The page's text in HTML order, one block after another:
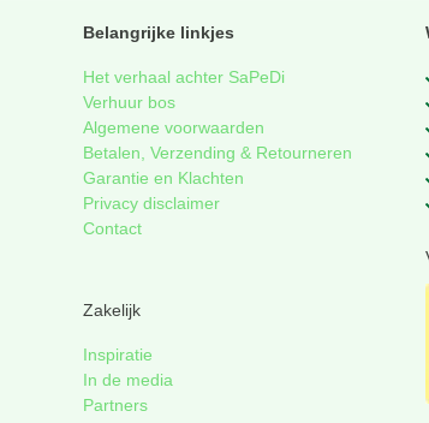
Belangrijke linkjes
Het verhaal achter SaPeDi
Verhuur bos
Algemene voorwaarden
Betalen, Verzending & Retourneren
Garantie en Klachten
Privacy disclaimer
Contact
Zakelijk
Inspiratie
In de media
Partners